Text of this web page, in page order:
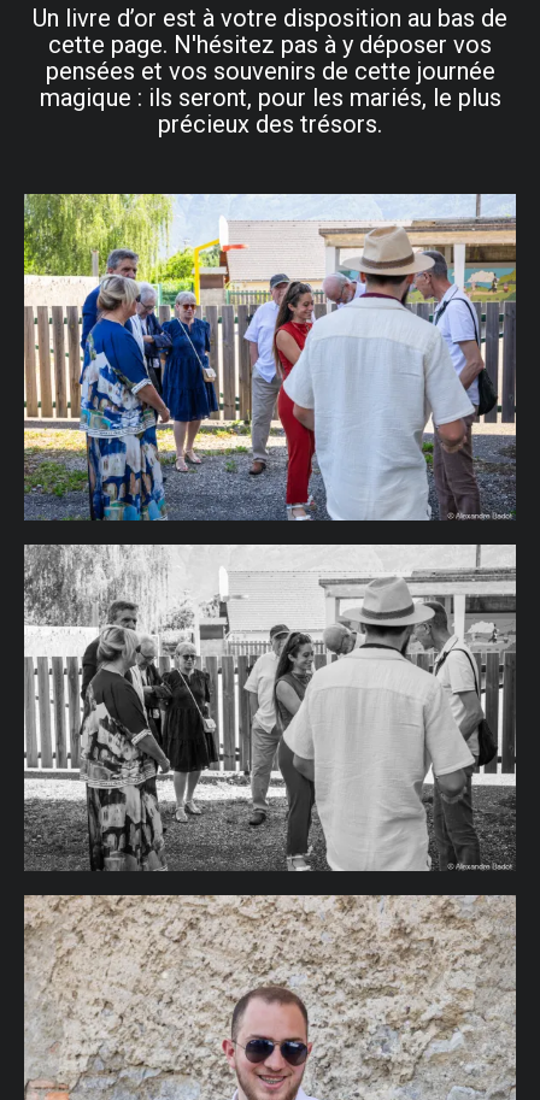
Un livre d’or est à votre disposition au bas de
cette page. N'hésitez pas à y déposer vos
pensées et vos souvenirs de cette journée
magique : ils seront, pour les mariés, le plus
précieux des trésors.